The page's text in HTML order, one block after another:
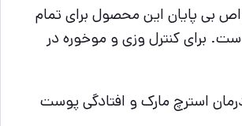
بی پایان این محصول برای تمام
برای کنترل وزی و موخوره در
استرچ مارک و افتادگی پوست